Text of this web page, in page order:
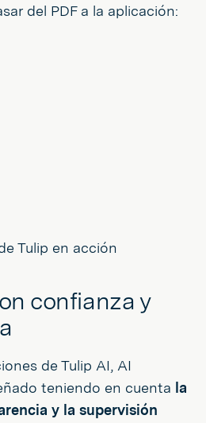
del PDF a la aplicación:
Tulip en acción
confianza y
de Tulip AI, AI
teniendo en cuenta la
y la supervisión